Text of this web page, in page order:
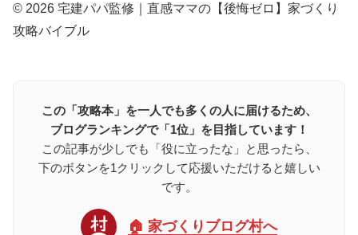
© 2026 宅建パパ監修｜直感ママの【後悔ゼロ】家づくり
攻略バイブル
この「攻略本」を一人でも多くの人に届けるため、
ブログランキングで「1位」を目指しています！
この記事が少しでも「役に立ったな」と思ったら、
下のボタンを1クリックして応援いただけると嬉しい
です。
🏠 家づくりブログ村へ